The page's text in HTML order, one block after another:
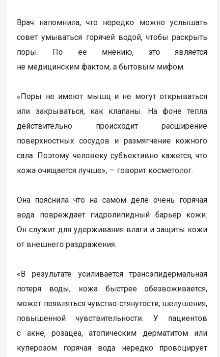
Врач напомнила, что нередко можно услышать
совет умываться горячей водой, чтобы раскрыть
поры. По ее мнению, это является
не медицинским фактом, а бытовым мифом.
«Поры не имеют мышц и не могут открываться
или закрываться, как клапаны. На фоне тепла
действительно происходит расширение
поверхностных сосудов и размягчение кожного
сала. Поэтому человеку субъективно кажется, что
кожа очищается лучше», — говорит косметолог.
Она пояснила что на самом деле очень горячая
вода повреждает гидролипидный барьер кожи.
Он служит для удерживания влаги и защиты кожи
от внешнего раздражения.
«В результате усиливается трансэпидермальная
потеря воды, кожа быстрее обезвоживается,
может появляться чувство стянутости, шелушения,
повышенной чувствительности. У пациентов
с акне, розацеа, атопическим дерматитом или
куперозом горячая вода нередко провоцирует